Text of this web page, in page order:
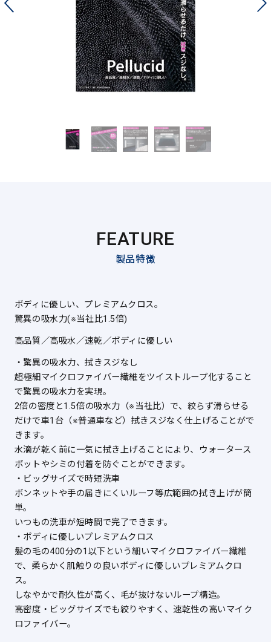
FEATURE
製品特徴
ボディに優しい、プレミアムクロス。
驚異の吸水力(※当社比1.5倍)
高品質／高吸水／速乾／ボディに優しい
・驚異の吸水力、拭きスジなし
超極細マイクロファイバー繊維をツイストループ化すること
で驚異の吸水力を実現。
2倍の密度と1.5倍の吸水力（※当社比）で、絞らず滑らせる
だけで車1台（※普通車など）拭きスジなく仕上げることがで
きます。
水滴が乾く前に一気に拭き上げることにより、ウォータース
ポットやシミの付着を防ぐことができます。
・ビッグサイズで時短洗車
ボンネットや手の届きにくいルーフ等広範囲の拭き上げが簡
単。
いつもの洗車が短時間で完了できます。
・ボディに優しいプレミアムクロス
髪の毛の400分の1以下という細いマイクロファイバー繊維
で、柔らかく肌触りの良いボディに優しいプレミアムクロ
ス。
しなやかで耐久性が高く、毛が抜けないループ構造。
高密度・ビッグサイズでも絞りやすく、速乾性の高いマイク
ロファイバー。